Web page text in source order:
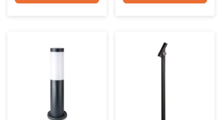
★★★★★
★★★★★ ★★★★★
★★★★★